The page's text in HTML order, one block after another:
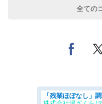
全ての